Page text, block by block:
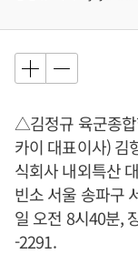
△김정규 육군종합
카이 대표이사) 김
식회사 내외특산
빈소 서울 송파구
일 오전 8시40분,
-2291.